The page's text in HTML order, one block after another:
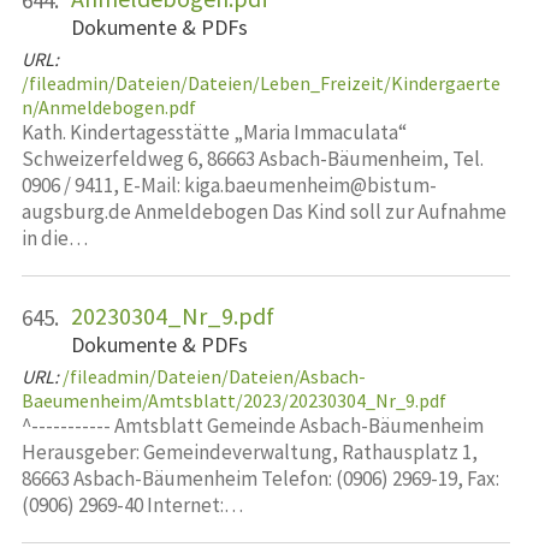
Dokumente & PDFs
URL:
/fileadmin/Dateien/Dateien/Leben_Freizeit/Kindergaerte
n/Anmeldebogen.pdf
Kath. Kindertagesstätte „Maria Immaculata“
Schweizerfeldweg 6, 86663 Asbach-Bäumenheim, Tel.
0906 / 9411, E-Mail: kiga.baeumenheim@bistum-
augsburg.de Anmeldebogen Das Kind soll zur Aufnahme
in die…
645. 20230304_Nr_9.pdf
Dokumente & PDFs
URL: /fileadmin/Dateien/Dateien/Asbach-
Baeumenheim/Amtsblatt/2023/20230304_Nr_9.pdf
^----------- Amtsblatt Gemeinde Asbach-Bäumenheim
Herausgeber: Gemeindeverwaltung, Rathausplatz 1,
86663 Asbach-Bäumenheim Telefon: (0906) 2969-19, Fax:
(0906) 2969-40 Internet:…